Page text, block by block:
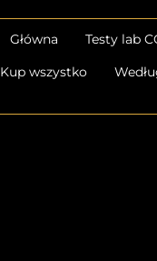
Główna Testy lab
Kup wszystko